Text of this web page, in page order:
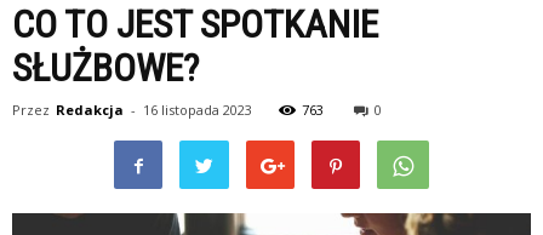
CO TO JEST SPOTKANIE
SŁUŻBOWE?
Przez Redakcja - 16 listopada 2023 763 0